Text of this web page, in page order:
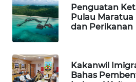
Penguatan
Pulau
dan Perikanan
Kakanwil
Bahas
LISTRIK
MASYARAKAT
KELISTRIKAN
WALINKI